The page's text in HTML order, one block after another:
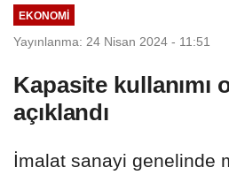
EKONOMI
Yayınlanma: 24 Nisan 2024 - 11:51
Kapasite kullanımı
açıklandı
İmalat sanayi genelinde